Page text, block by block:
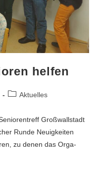
helfen
Aktuelles
Großwallstadt
Runde Neuigkeiten
zu denen das Orga-